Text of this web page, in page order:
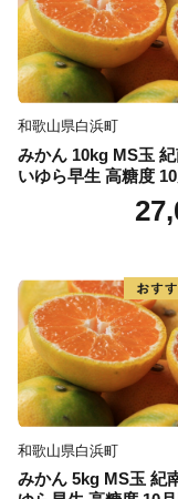
和歌山県白浜町
みかん 10kg MS玉
いゆら早生 高糖度
発送 マルチ被覆栽培
和歌山県白浜町
みかん 5kg MS玉 紀